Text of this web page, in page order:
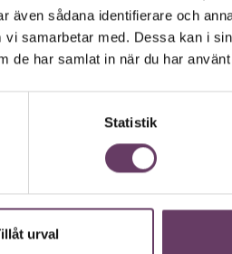
sådana identifierare och
samarbetar med. Dessa kan i
de har samlat in när du har
Statistik
urval